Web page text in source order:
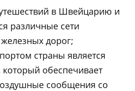
в Швейцарию и
различные сети
дорог;
страны является
обеспечивает
сообщения со